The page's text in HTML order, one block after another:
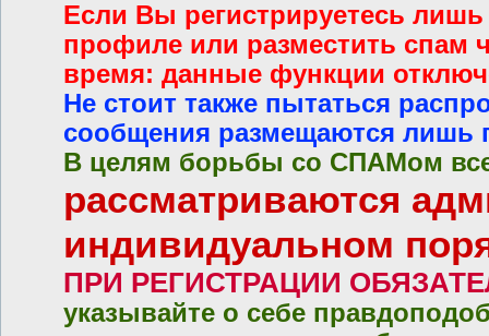
Если Вы регистрируетесь
профиле или разместить спам
время: данные функции
Не стоит также пытаться
сообщения размещаются лишь
В целям борьбы со СПАМом все
рассматриваются
индивидуальном
ПРИ РЕГИСТРАЦИИ
указывайте о себе